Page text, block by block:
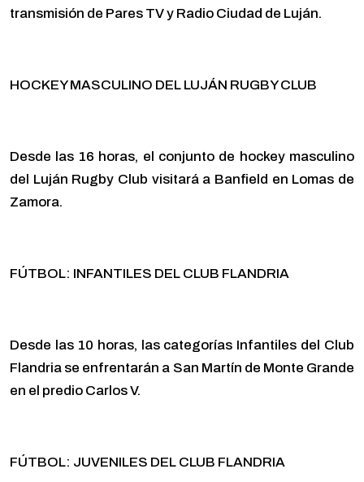
transmisión de Pares TV y Radio Ciudad de Luján.
HOCKEY MASCULINO DEL LUJÁN RUGBY CLUB
Desde las 16 horas, el conjunto de hockey masculino
del Luján Rugby Club visitará a Banfield en Lomas de
Zamora.
FÚTBOL: INFANTILES DEL CLUB FLANDRIA
Desde las 10 horas, las categorías Infantiles del Club
Flandria se enfrentarán a San Martín de Monte Grande
en el predio Carlos V.
FÚTBOL: JUVENILES DEL CLUB FLANDRIA